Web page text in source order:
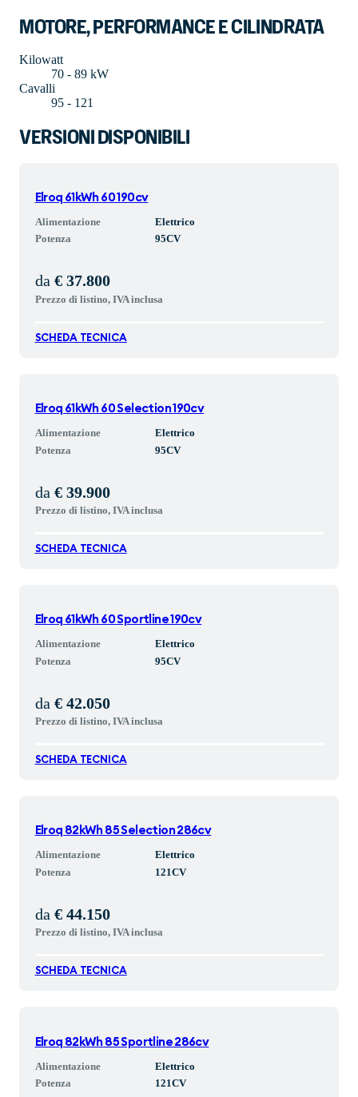
MOTORE, PERFORMANCE E CILINDRATA
Kilowatt
70 - 89 kW
Cavalli
95 - 121
VERSIONI DISPONIBILI
Elroq 61kWh 60 190cv
Alimentazione
Elettrico
Potenza
95CV
da € 37.800
Prezzo di listino, IVA inclusa
SCHEDA TECNICA
Elroq 61kWh 60 Selection 190cv
Alimentazione
Elettrico
Potenza
95CV
da € 39.900
Prezzo di listino, IVA inclusa
SCHEDA TECNICA
Elroq 61kWh 60 Sportline 190cv
Alimentazione
Elettrico
Potenza
95CV
da € 42.050
Prezzo di listino, IVA inclusa
SCHEDA TECNICA
Elroq 82kWh 85 Selection 286cv
Alimentazione
Elettrico
Potenza
121CV
da € 44.150
Prezzo di listino, IVA inclusa
SCHEDA TECNICA
Elroq 82kWh 85 Sportline 286cv
Alimentazione
Elettrico
Potenza
121CV